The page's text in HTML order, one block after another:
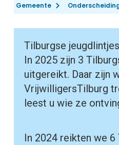
Gemeente
Tilburgse jeugdlintjes
In 2025 zijn 3
uitgereikt. Daar zijn
VrijwilligersTilburg
leest u wie ze
In 2024 reikten we 6